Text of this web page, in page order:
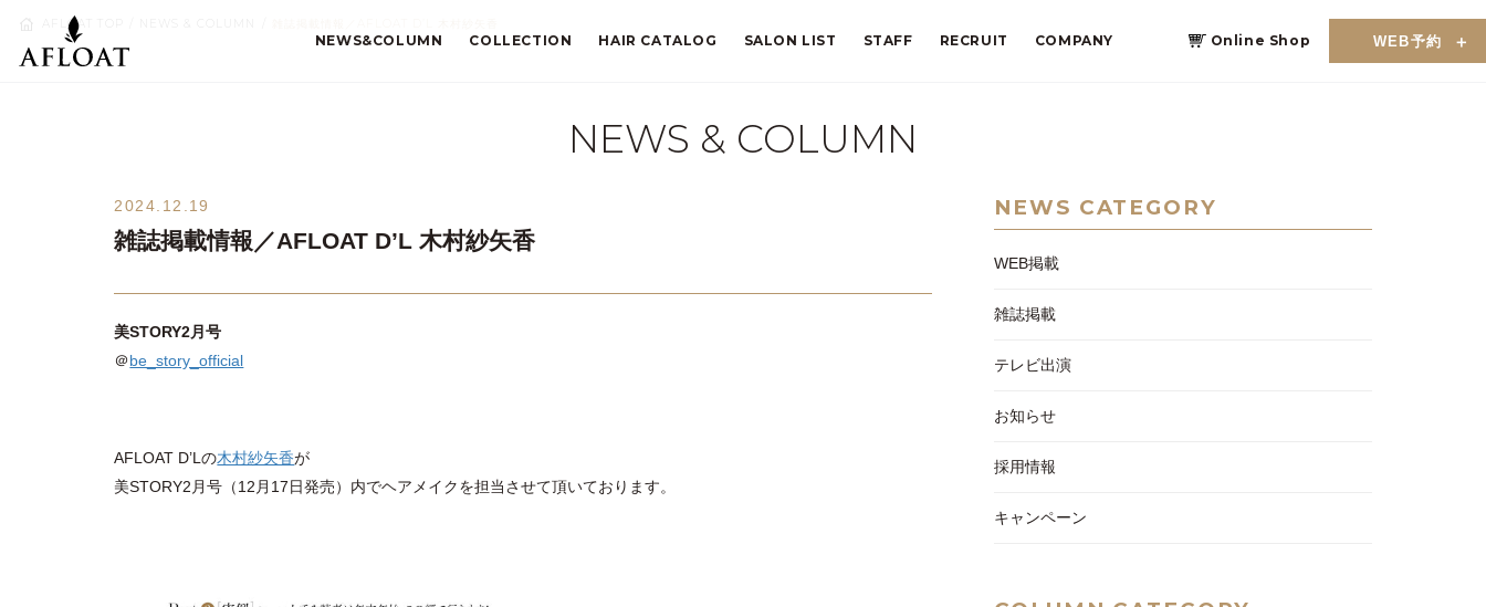
NEWS&COLUMN COLLECTION HAIR CATALOG SALON LIST STAFF RECRUIT COMPANY Online Shop WEB予約
AFLOAT TOP NEWS & COLUMN
NEWS & COLUMN
2024.12.19
雑誌掲載情報／AFLOAT D’L 木村紗矢香
美STORY2月号
＠be_story_official
AFLOAT D’Lの木村紗矢香が
美STORY2月号（12月17日発売）内でヘアメイクを担当させて頂いております。
NEWS CATEGORY
WEB掲載
雑誌掲載
テレビ出演
お知らせ
採用情報
キャンペーン